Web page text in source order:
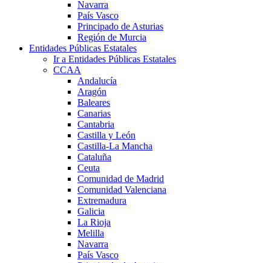
Navarra
País Vasco
Principado de Asturias
Región de Murcia
Entidades Públicas Estatales
Ir a Entidades Públicas Estatales
CCAA
Andalucía
Aragón
Baleares
Canarias
Cantabria
Castilla y León
Castilla-La Mancha
Cataluña
Ceuta
Comunidad de Madrid
Comunidad Valenciana
Extremadura
Galicia
La Rioja
Melilla
Navarra
País Vasco